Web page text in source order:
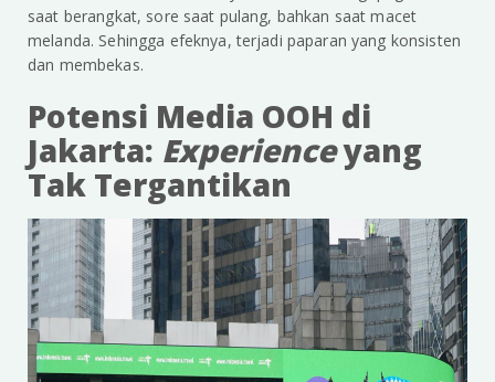
saat berangkat, sore saat pulang, bahkan saat macet
melanda. Sehingga efeknya, terjadi paparan yang konsisten
dan membekas.
Potensi Media OOH di
Jakarta: Experienceyang
Tak Tergantikan